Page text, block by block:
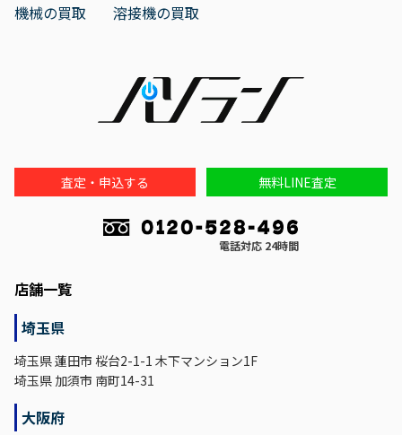
査定・申込する 無料LINE査定
電話対応 24時間
店舗一覧
埼玉県
埼玉県 蓮田市 桜台2-1-1 木下マンション1F
埼玉県 加須市 南町14-31
大阪府
機械の買取
溶接機の買取